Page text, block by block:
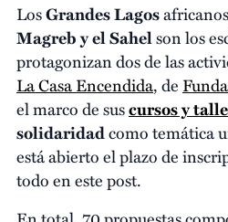
LosGrandes Lagos
Magreb y el Sahelson los
protagonizan dos de las
La Casa Encendida, de
el marco de suscursos y
solidaridadcomo temática
está abierto el plazo de
todo en este post.